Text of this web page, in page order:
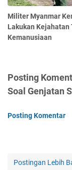
Militer Myanmar
Lakukan Kejahatan
Kemanusiaan
Posting
Soal Genjatan
Posting Komentar
Postingan Lebih